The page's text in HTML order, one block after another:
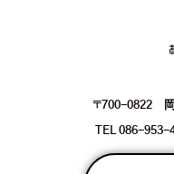
〒700-0822
TEL 086-